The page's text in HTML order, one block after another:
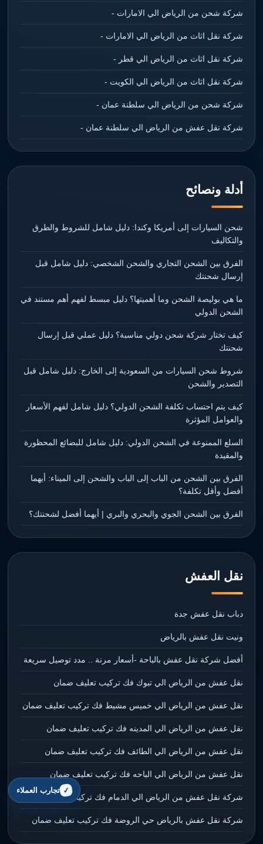
شركة شحن من الرياض الي الامارات -
شركة نقل اثاث من الرياض الي الامارات -
شركة نقل اثاث من الرياض الي قطر -
شركة نقل اثاث من الرياض الي الكويت -
شركة شحن من الرياض الي سلطنة عمان -
شركة نقل عفش من الرياض الي سلطنة عمان -
أدلة ونصائح
شحن السيارات إلى أمريكا وكندا: دليل شامل للشروط والطرق
والتكاليف
الفرق بين الشحن التجاري والشحن الشخصي: دليل شامل قبل
إرسال شحنتك
ما هي بوليصة الشحن وما أهميتها؟ دليل مبسط لفهم أهم مستند في
الشحن الدولي
كيف تختار شركة شحن دولي مناسبة؟ دليل عملي قبل إرسال
شحنتك
شروط شحن السيارات من السعودية إلى الخارج: دليل شامل قبل
التصدير والشحن
كيف يتم احتساب تكلفة الشحن الدولي؟ دليل شامل لفهم الأسعار
والعوامل المؤثرة
السلع الممنوعة في الشحن الدولي: دليل شامل للبضائع المحظورة
والمقيدة
الفرق بين الشحن من الباب إلى الباب والشحن إلى الميناء: أيهما
أفضل وأقل تكلفة؟
الفرق بين الشحن الجوي والبحري والبري | أيهما أفضل لشحنتك؟
نقل العفش
دباب نقل عفش جدة
ونيت نقل عفش بالرياض
أفضل شركة نقل عفش بالباحة -أسعار مرنة .. مدد توصيل سريعة
نقل عفش من الرياض الي تبوك فك تركيب تعليف ضمان
نقل عفش من الرياض الي خميس مشيط فك تركيب تعليف ضمان
نقل عفش من الرياض الي المدينه فك تركيب تعليف ضمان
نقل عفش من الرياض الي الطائف فك تركيب تعليف ضمان
نقل عفش من الرياض الي الباحه فك تركيب تعليف ضمان
شركة نقل عفش من الرياض الي الدمام فك تركيب تعليف ضمان
شركة نقل عفش بالرياض حي الروضة فك تركيب تعليف ضمان
تجارب العملاء